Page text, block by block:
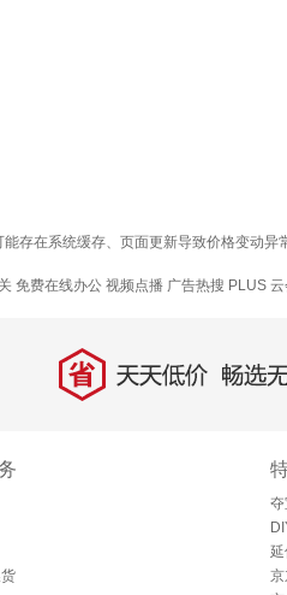
存在系统缓存、页面更新导致价格变动异
免费在线办公 视频点播 广告热搜 PLUS
省 天天低价，畅选无忧
夺
延